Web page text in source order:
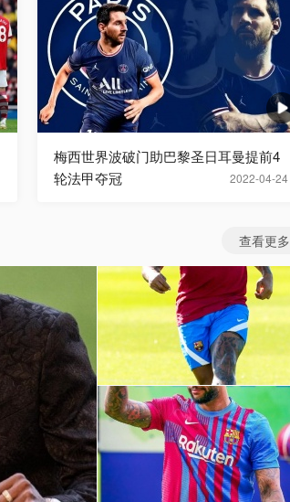
2022-04-24
梅西世界波破门助巴黎圣日耳曼提前4
轮法甲夺冠
查看更多
巴萨球员赛季前训练图片